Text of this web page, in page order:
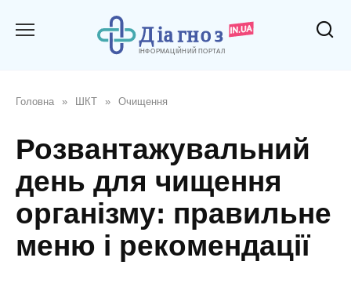
Головна » ШКТ » Очищення
Розвантажувальний
день для чищення
організму: правильне
меню і рекомендації